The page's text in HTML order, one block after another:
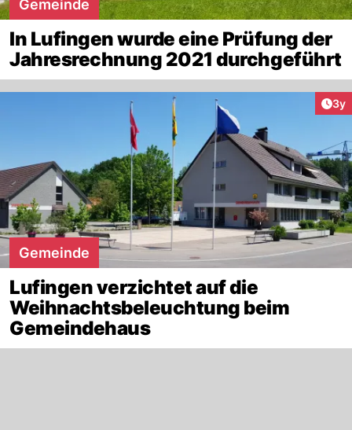
Gemeinde
In Lufingen wurde eine Prüfung der
Jahresrechnung 2021 durchgeführt
3y
Gemeinde
Lufingen verzichtet auf die
Weihnachtsbeleuchtung beim
Gemeindehaus